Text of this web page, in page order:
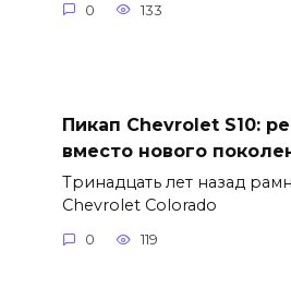
0 133
Пикап Chevrolet S10:
вместо нового
Тринадцать лет назад
Chevrolet Colorado
0 119